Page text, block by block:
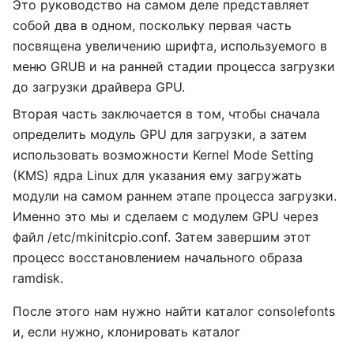
Это руководство на самом деле представляет
собой два в одном, поскольку первая часть
посвящена увеличению шрифта, используемого в
меню GRUB и на ранней стадии процесса загрузки
до загрузки драйвера GPU.
Вторая часть заключается в том, чтобы сначала
определить модуль GPU для загрузки, а затем
использовать возможности Kernel Mode Setting
(KMS) ядра Linux для указания ему загружать
модули на самом раннем этапе процесса загрузки.
Именно это мы и сделаем с модулем GPU через
файл /etc/mkinitcpio.conf. Затем завершим этот
процесс восстановлением начального образа
ramdisk.
После этого нам нужно найти каталог consolefonts
и, если нужно, клонировать каталог